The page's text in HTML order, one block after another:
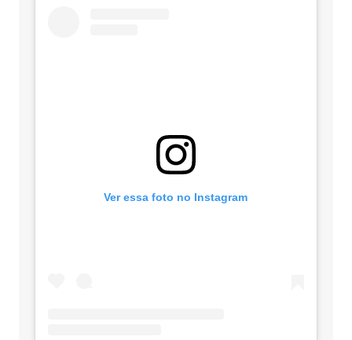
Ver essa foto no Instagram